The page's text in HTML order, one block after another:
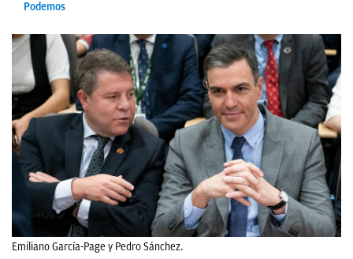
Podemos
Emiliano García-Page y Pedro Sánchez.